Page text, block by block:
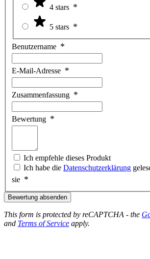
4 stars
5 stars
Benutzername
E-Mail-Adresse
Zusammenfassung
Bewertung
Ich empfehle dieses Produkt
Ich habe die Datenschutzerklärung
sie
Bewertung absenden
This form is protected by reCAPTCHA - the
and Terms of Service apply.